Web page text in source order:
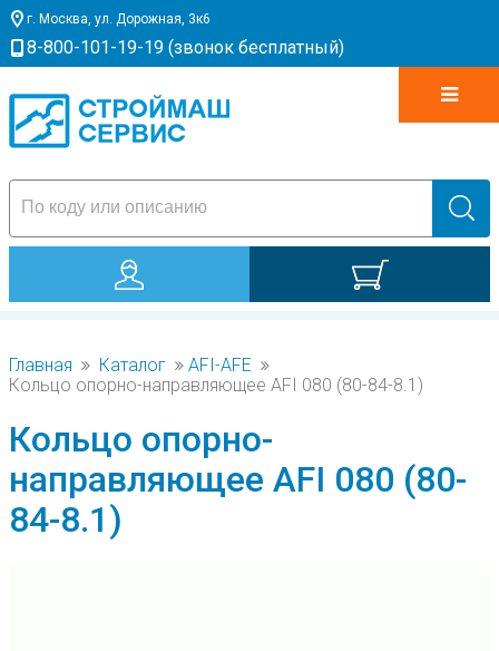
г. Москва, ул. Дорожная, 3к6
8-800-101-19-19 (звонок бесплатный)
Главная Каталог
AFI-AFE
Кольцо опорно-направляющее AFI 080 (80-84-8.1)
Кольцо опорно-
направляющее AFI 080 (80-
84-8.1)